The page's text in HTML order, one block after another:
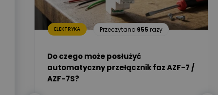
Dariusz Placek
Ekspert mgr inż.
elektronik i informatyk,
Hager Polska Sp. z o.o.
Zadaj pytanie
Ekspert
ELEKTRYKA Przeczytano 955 razy
Do czego może posłużyć
automatyczny przełącznik faz AZF-7 /
AZF-7S?